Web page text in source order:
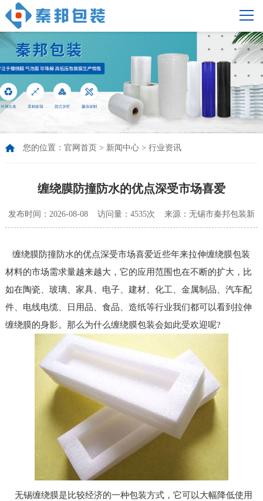
您的位置： 官网首页 > 新闻中心> 行业资讯
缠绕膜防撞防水的优点深受市场喜爱
发布时间：2026-08-08 访问量：4535次 来源：无锡市秦邦包装新
缠绕膜防撞防水的优点深受市场喜爱近些年来拉伸缠绕膜包装
材料的市场需求量越来越大，它的应用范围也在不断的扩大，比
如在陶瓷、玻璃、家具、电子、建材、化工、金属制品、汽车配
件、电线电缆、日用品、食品、造纸等行业我们都可以看到拉伸
缠绕膜的身影。那么为什么缠绕膜包装会如此受欢迎呢?
无锡缠绕膜是比较经济的一种包装方式，它可以大幅降低使用